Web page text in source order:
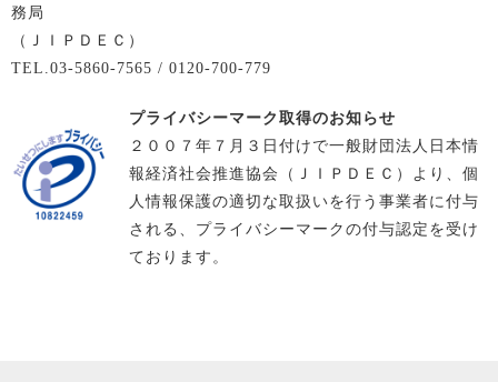
務局
（ＪＩＰＤＥＣ）
TEL.03-5860-7565 / 0120-700-779
プライバシーマーク取得のお知らせ
２００７年７月３日付けで一般財団法人日本情
報経済社会推進協会（ＪＩＰＤＥＣ）より、個
人情報保護の適切な取扱いを行う事業者に付与
される、プライバシーマークの付与認定を受け
ております。